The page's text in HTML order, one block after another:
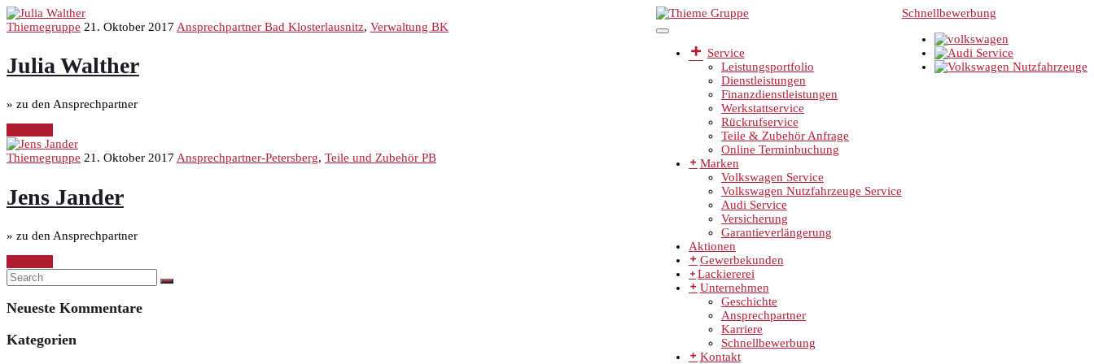
Schnellbewerbung
Service
Leistungsportfolio
Dienstleistungen
Finanzdienstleistungen
Werkstattservice
Rückrufservice
Teile & Zubehör Anfrage
Online Terminbuchung
Marken
Volkswagen Service
Volkswagen Nutzfahrzeuge Service
Audi Service
Versicherung
Garantieverlängerung
Aktionen
Gewerbekunden
Lackiererei
Unternehmen
Geschichte
Ansprechpartner
Karriere
Schnellbewerbung
Kontakt
Thiemegruppe 21. Oktober 2017 Ansprechpartner Bad Klosterlausnitz, Verwaltung BK
Julia Walther
» zu den Ansprechpartner
Thiemegruppe 21. Oktober 2017 Ansprechpartner-Petersberg, Teile und Zubehör PB
Jens Jander
» zu den Ansprechpartner
Neueste Kommentare
Kategorien